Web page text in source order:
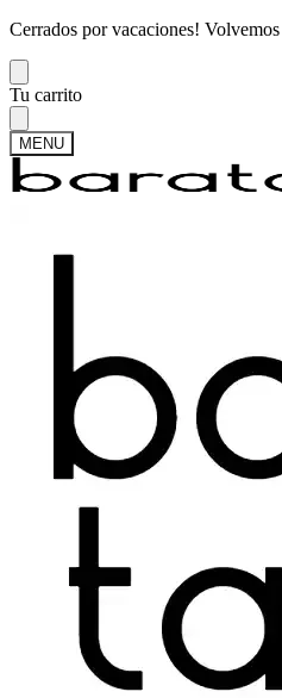
Cerrados por vacaciones!
Skip
to
navigation
Skip
to
content
Tu carrito
MENU
Mi cuenta